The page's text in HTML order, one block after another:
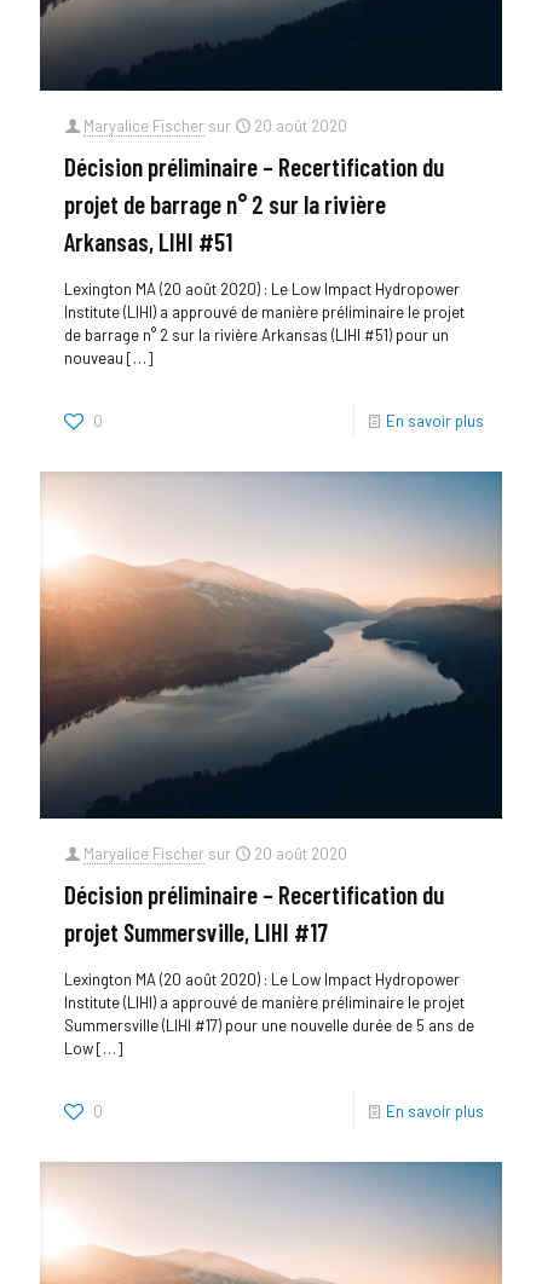
Maryalice Fischer sur 20 août 2020
Décision préliminaire – Recertification du
projet de barrage n° 2 sur la rivière
Arkansas, LIHI #51
Lexington MA (20 août 2020) : Le Low Impact Hydropower
Institute (LIHI) a approuvé de manière préliminaire le projet
de barrage n° 2 sur la rivière Arkansas (LIHI #51) pour un
nouveau […]
0 En savoir plus
Maryalice Fischer sur 20 août 2020
Décision préliminaire – Recertification du
projet Summersville, LIHI #17
Lexington MA (20 août 2020) : Le Low Impact Hydropower
Institute (LIHI) a approuvé de manière préliminaire le projet
Summersville (LIHI #17) pour une nouvelle durée de 5 ans de
Low[…]
0 En savoir plus